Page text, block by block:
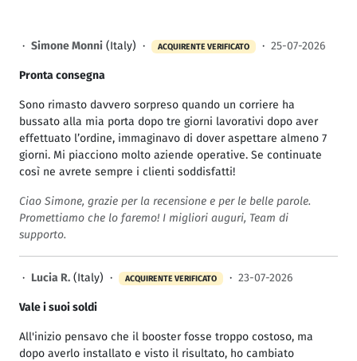
· Simone Monni (Italy) · ACQUIRENTE VERIFICATO · 25-07-2026
Pronta consegna
Sono rimasto davvero sorpreso quando un corriere ha
bussato alla mia porta dopo tre giorni lavorativi dopo aver
effettuato l’ordine, immaginavo di dover aspettare almeno 7
giorni. Mi piacciono molto aziende operative. Se continuate
così ne avrete sempre i clienti soddisfatti!
Ciao Simone, grazie per la recensione e per le belle parole.
Promettiamo che lo faremo! I migliori auguri, Team di
supporto.
· Lucia R. (Italy) · ACQUIRENTE VERIFICATO · 23-07-2026
Vale i suoi soldi
All'inizio pensavo che il booster fosse troppo costoso, ma
dopo averlo installato e visto il risultato, ho cambiato